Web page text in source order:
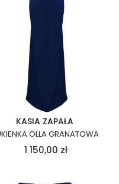
KASIA ZAPAŁA
OLLA GRANATOWA
1 150,00 zł